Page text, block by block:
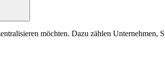
möchten. Dazu zählen Unternehmen,